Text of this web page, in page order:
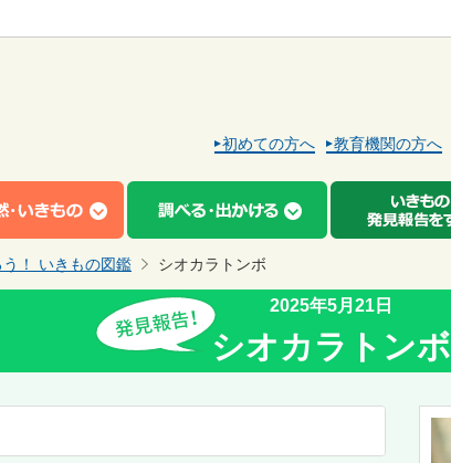
初めての方へ 教育機関の方へ
！ いきもの図鑑 シオカラトンボ
2025年5月21日
シオカラトンボ